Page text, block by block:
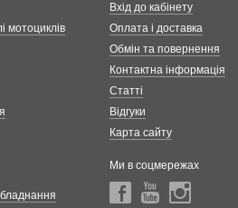
мотоциклів
Вхід до кабінету
Оплата і доставка
Обмін та повернення
Контактна інформація
Статті
Відгуки
Карта сайту
Ми в соцмережах